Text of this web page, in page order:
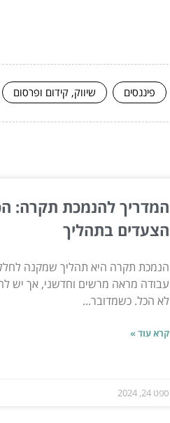
פיננסים שיווק, קידום ופרסום
המדריך להנמכת תקרה:
הצעדים בתהליך
הנמכת תקרה היא תהליך שמקנה לחלל
עבודה מראה מרשים וחדשני, אך יש
לא הכל. כשמדובר...
קרא עוד »
ספט 24, 2024